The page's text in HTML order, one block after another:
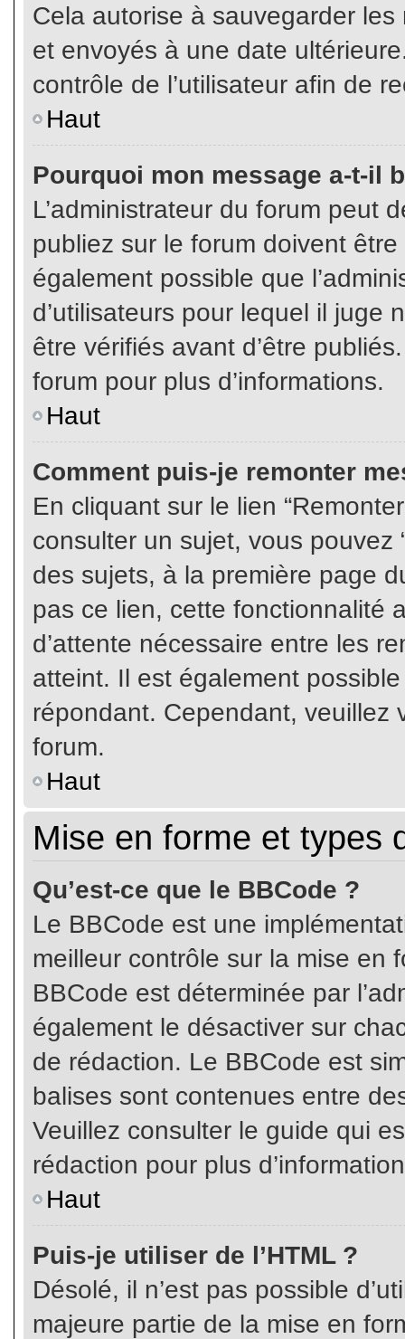
Cela autorise à sauvegarder
et envoyés à une date
contrôle de l’utilisateur afin de
Haut
Pourquoi mon message a-t-il
L’administrateur du forum peut
publiez sur le forum doivent
également possible que
d’utilisateurs pour lequel il juge
être vérifiés avant d’être
forum pour plus d’informations.
Haut
Comment puis-je remonter
En cliquant sur le lien
consulter un sujet, vous pouvez
des sujets, à la première page
pas ce lien, cette fonctionnalité
d’attente nécessaire entre les
atteint. Il est également
répondant. Cependant, veuillez
forum.
Haut
Mise en forme et types
Qu’est-ce que le BBCode ?
Le BBCode est une
meilleur contrôle sur la mise en
BBCode est déterminée par
également le désactiver sur
de rédaction. Le BBCode est
balises sont contenues entre
Veuillez consulter le guide qui
rédaction pour plus
Haut
Puis-je utiliser de l’HTML ?
Désolé, il n’est pas possible
majeure partie de la mise en